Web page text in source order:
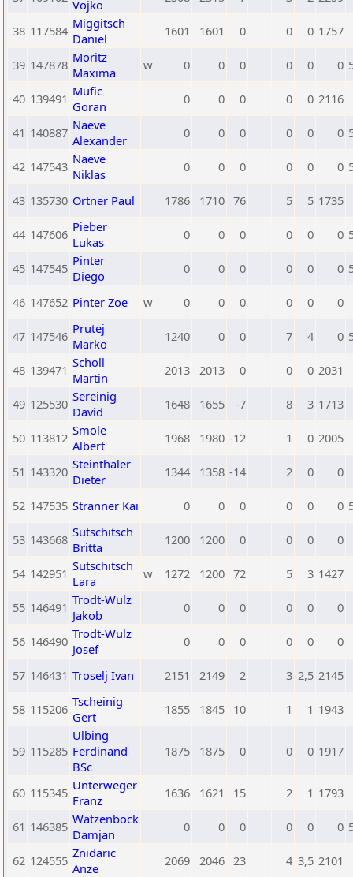
Vojko
38 117584 Miggitsch
Daniel
1601 1601 0 0 0 1757
39 147878 Moritz
Maxima
w 0 0 0 0 0 0
40 139491 Mufic
Goran
0 0 0 0 0 2116
41 140887 Naeve
Alexander
0 0 0 0 0 0
42 147543 Naeve
Niklas
0 0 0 0 0 0
43 135730 Ortner Paul 1786 1710 76 5 5 1735
44 147606 Pieber
Lukas
0 0 0 0 0 0
45 147545 Pinter
Diego
0 0 0 0 0 0
46 147652 Pinter Zoe w 0 0 0 0 0 0
47 147546 Prutej
Marko
1240 0 0 7 4 0
48 139471 Scholl
Martin
2013 2013 0 0 0 2031
49 125530 Sereinig
David
1648 1655 -7 8 3 1713
50 113812 Smole
Albert
1968 1980 -12 1 0 2005
51 143320 Steinthaler
Dieter
1344 1358 -14 2 0 0
52 147535 Stranner Kai 0 0 0 0 0 0
53 143668 Sutschitsch
Britta
1200 1200 0 0 0 0
54 142951 Sutschitsch
Lara
w 1272 1200 72 5 3 1427
55 146491 Trodt-Wulz
Jakob
0 0 0 0 0 0
56 146490 Trodt-Wulz
Josef
0 0 0 0 0 0
57 146431 Troselj Ivan 2151 2149 2 3 2,5 2145
58 115206 Tscheinig
Gert
1855 1845 10 1 1 1943
59 115285
Ulbing
Ferdinand
BSc
1875 1875 0 0 0 1917
60 115345 Unterweger
Franz
1636 1621 15 2 1 1793
61 146385 Watzenböck
Damjan
0 0 0 0 0 0
62 124555 Znidaric
Anze
2069 2046 23 4 3,5 2101